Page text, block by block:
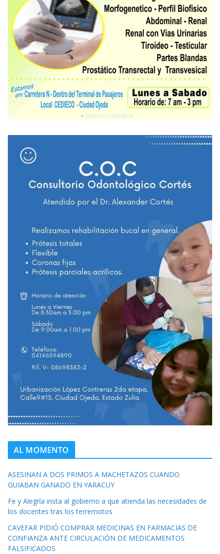
AL MOMENTO
ASESINAN A DOS PRIMOS A MACHETAZOS CUANDO
GUIABAN GANADO EN YARACUY
Fe y Alegría insta al gobierno a que atienda las necesidades de
los docentes tras los terremotos
CAVEFAR PIDIÓ COMPRAR MEDICINAS EN FARMACIAS DE
CONFIANZA ANTE CIRCULACIÓN DE MEDICAMENTOS
FALSIFICADOS